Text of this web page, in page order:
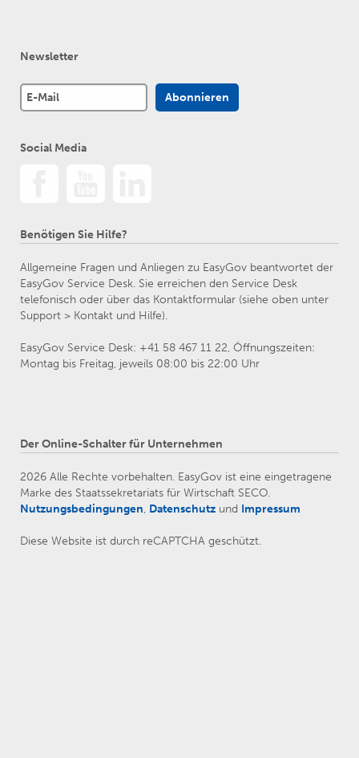
Newsletter
Social Media
Benötigen Sie Hilfe?
Allgemeine Fragen und Anliegen zu EasyGov beantwortet der
EasyGov Service Desk. Sie erreichen den Service Desk
telefonisch oder über das Kontaktformular (siehe oben unter
Support > Kontakt und Hilfe).
EasyGov Service Desk: +41 58 467 11 22, Öffnungszeiten:
Montag bis Freitag, jeweils 08:00 bis 22:00 Uhr
Der Online-Schalter für Unternehmen
2026 Alle Rechte vorbehalten. EasyGov ist eine eingetragene
Marke des Staatssekretariats für Wirtschaft SECO.
Nutzungsbedingungen, Datenschutz und Impressum
Diese Website ist durch reCAPTCHA geschützt.